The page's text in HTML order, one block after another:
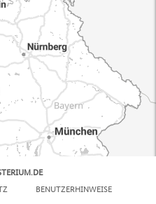
BENUTZERHINWEISE